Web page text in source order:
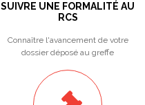
SUIVRE UNE FORMALITÉ AU
RCS
Connaître l'avancement de votre
dossier déposé au greffe